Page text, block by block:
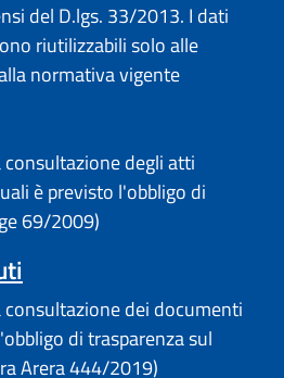
del D.lgs. 33/2013. I dati
riutilizzabili solo alle
normativa vigente
degli atti
è previsto l'obbligo di
69/2009)
consultazione dei documenti
di trasparenza sul
Arera 444/2019)